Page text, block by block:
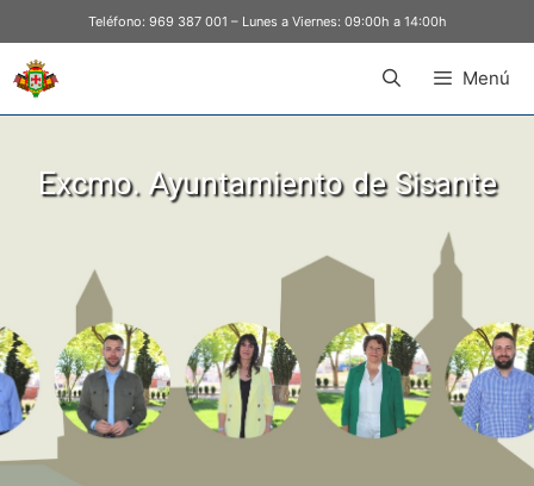
Teléfono: 969 387 001 – Lunes a Viernes: 09:00h a 14:00h
Menú
Excmo. Ayuntamiento de Sisante